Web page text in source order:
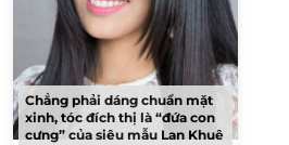
Chẳng phải dáng chuẩn mặt
xinh, tóc đích thị là “đứa con
cưng” của siêu mẫu Lan Khuê